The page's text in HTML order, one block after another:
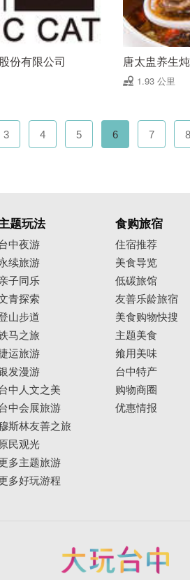
份有限公司 唐太盅养生
1.93 公里
3 4 5 6 7 8
题玩法
中夜游
续旅游
子同乐
青探索
山步道
马之旅
运旅游
发漫游
中人文之美
中会展旅游
斯林友善之旅
原民观光
多主题旅游
多好玩游程
食购旅宿
住宿推荐
美食导览
低碳旅馆
友善乐龄旅宿
美食购物快搜
主题美食
飨用美味
台中特产
购物商圈
优惠情报